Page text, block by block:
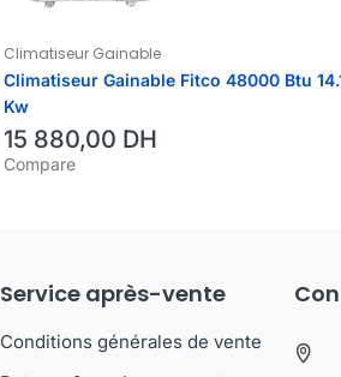
Climatiseur Gainable
Climatiseur Gainable Fitco 48000 Btu
Kw
15 880,00 DH
Compare
Service après-vente
Conditions générales de vente